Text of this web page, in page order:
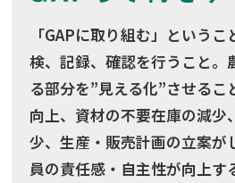
「GAPに取り組む」という
検、記録、確認を行うこと。
る部分を”見える化”させるこ
向上、資材の不要在庫の減少
少、生産・販売計画の立案が
員の責任感・自主性が向上す